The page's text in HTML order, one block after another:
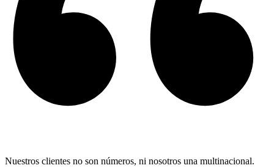
Nuestros clientes no son números, ni nosotros una multinacional.